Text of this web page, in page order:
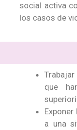
social activa
los casos de
que
a una